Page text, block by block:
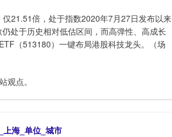
21.51倍，处于指数2020年7月27日发布以来
处于历史相对低估区间，而高弹性、高成长
（513180）一键布局港股科技龙头。（场
观点。
上海_单位_城市